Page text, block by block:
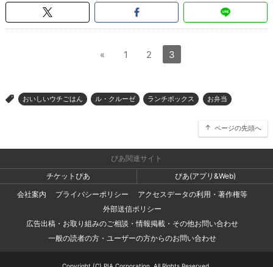
« 1 2 3
> おいしいウチごはん ル・クルーゼ ランチボックス お弁当
ページの先頭へ
ぴあ関連サイト
チケットぴあ
ぴあ(アプリ&Web)
会社案内
プライバシーポリシー
アクセスデータの利用・著作権等
外部送信ポリシー
広告出稿・お取り組みのご相談・情報掲載・その他お問い合わせ
一般の読者の方・ユーザーの方からのお問い合わせ